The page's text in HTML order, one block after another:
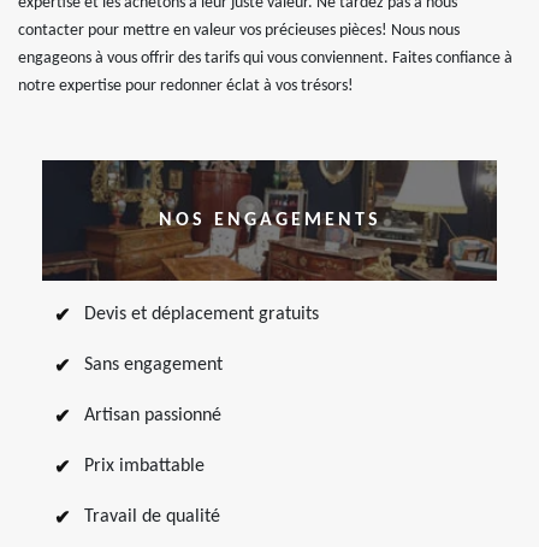
contacter pour mettre en valeur vos précieuses pièces! Nous nous
engageons à vous offrir des tarifs qui vous conviennent. Faites confiance à
notre expertise pour redonner éclat à vos trésors!
NOS ENGAGEMENTS
Devis et déplacement gratuits
Sans engagement
Artisan passionné
Prix imbattable
Travail de qualité